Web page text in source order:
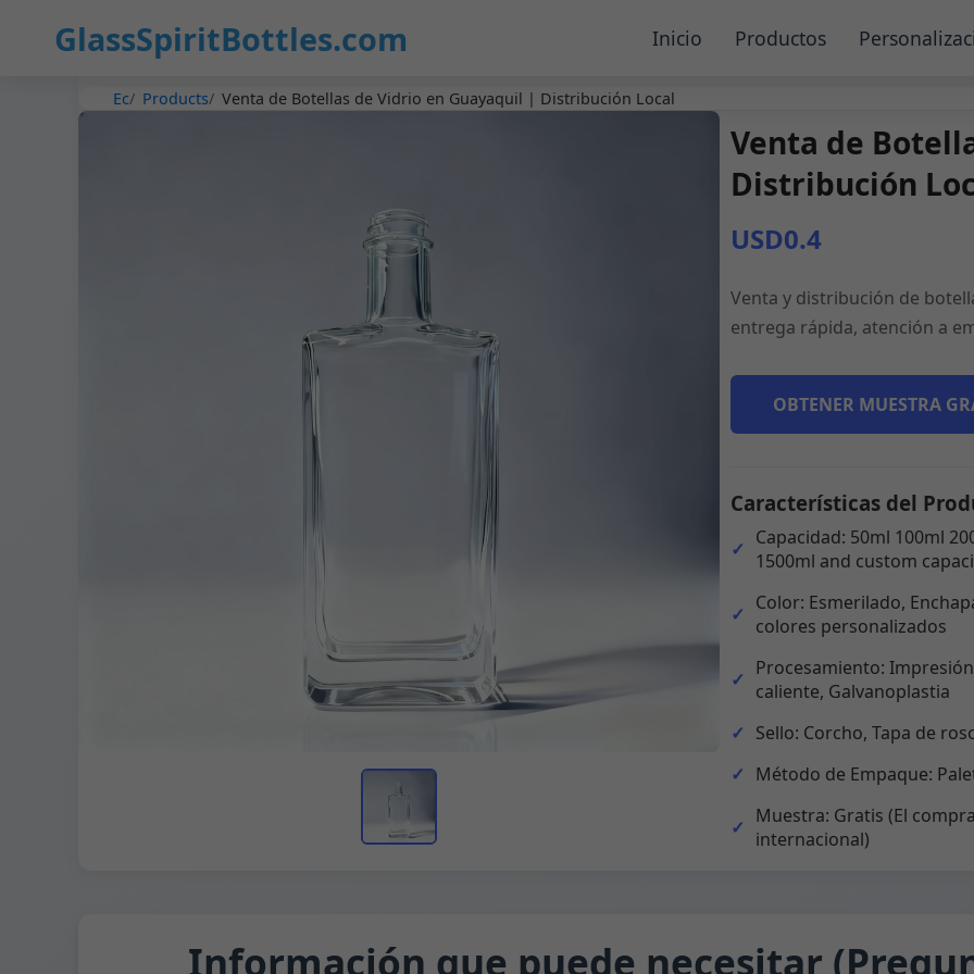
GlassSpiritBottles.com Inicio Productos
Ec Products Venta de Botellas de Vidrio en Guayaquil | Distribución Local
Venta de
Distribución
USD0.4
Venta y distribución de
entrega rápida, atención a
OBTENER MUESTRA
Características del
Capacidad: 50ml 100ml
1500ml and custom
Color: Esmerilado,
colores personalizados
Procesamiento:
caliente, Galvanoplastia
Sello: Corcho, Tapa de
Método de Empaque:
Muestra: Gratis (El
internacional)
Información que puede necesitar